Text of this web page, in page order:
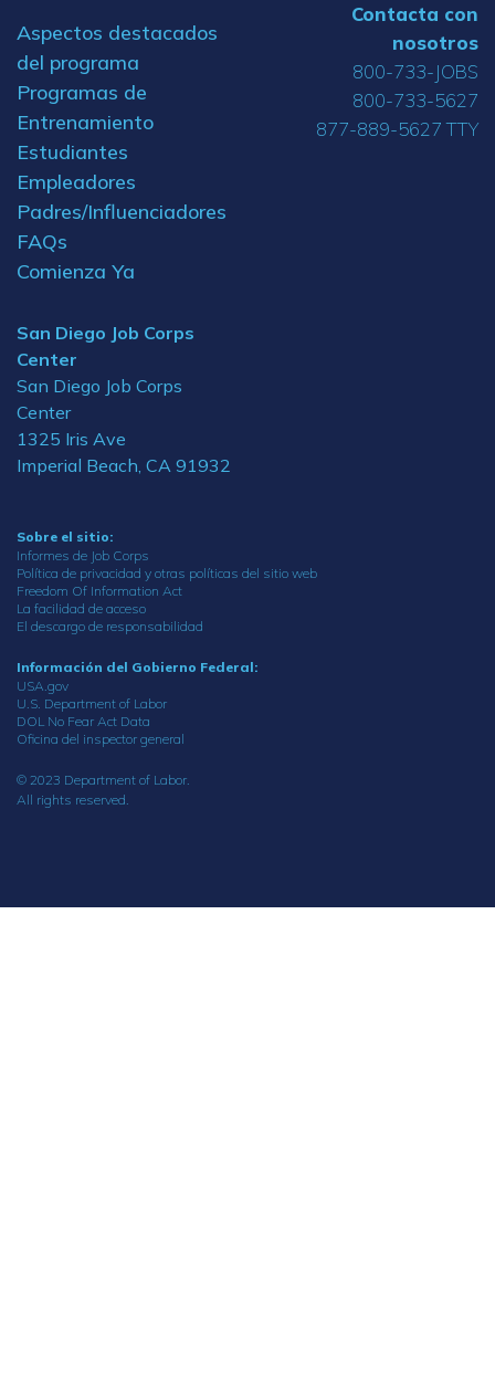
Aspectos destacados
del programa
Programas de
Entrenamiento
Estudiantes
Empleadores
Padres/Influenciadores
FAQs
Comienza Ya
San Diego Job Corps
Center
San Diego Job Corps
Center
1325 Iris Ave
Imperial Beach, CA 91932
Contacta con
nosotros
800-733-JOBS
800-733-5627
877-889-5627 TTY
Sobre el sitio:
Informes de Job Corps
Política de privacidad y otras políticas del sitio web
Freedom Of Information Act
La facilidad de acceso
El descargo de responsabilidad
Información del Gobierno Federal:
USA.gov
U.S. Department of Labor
DOL No Fear Act Data
Oficina del inspector general
© 2023 Department of Labor.
All rights reserved.